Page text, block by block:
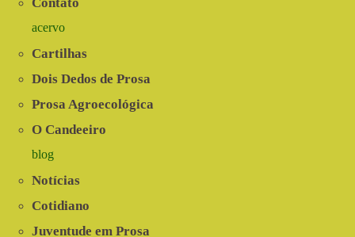
acervo
Cartilhas
Dois Dedos de Prosa
Prosa Agroecológica
O Candeeiro
blog
Notícias
Cotidiano
Juventude em Prosa